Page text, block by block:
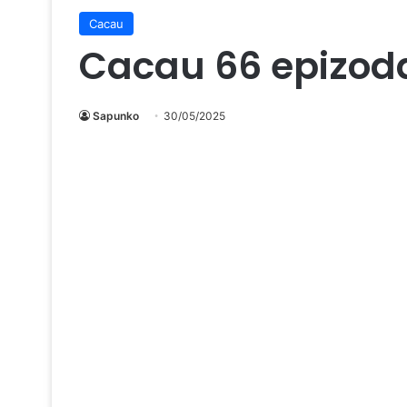
Cacau
Cacau 66
Sapunko 30/05/2025